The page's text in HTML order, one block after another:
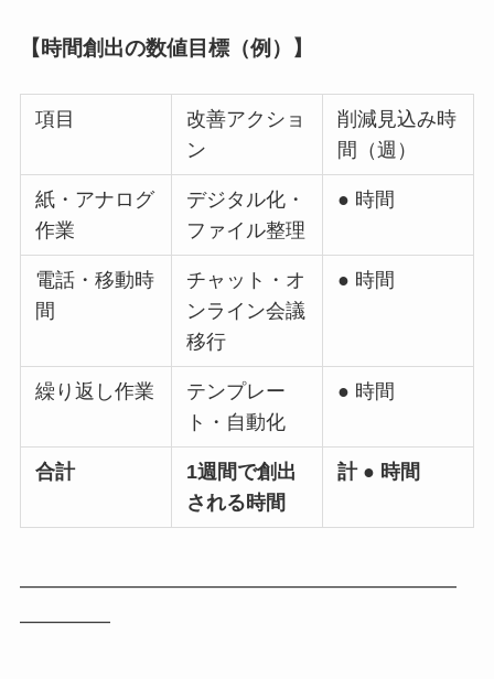
【時間創出の数値目標（例）】
項目
改善アクショ
ン
削減見込み時
間（週）
紙・アナログ
作業
デジタル化・
ファイル整理
● 時間
電話・移動時
間
チャット・オ
ンライン会議
移行
● 時間
繰り返し作業
テンプレー
ト・自動化
● 時間
合計
1週間で創出
される時間
計 ● 時間
——————————————————————
————–